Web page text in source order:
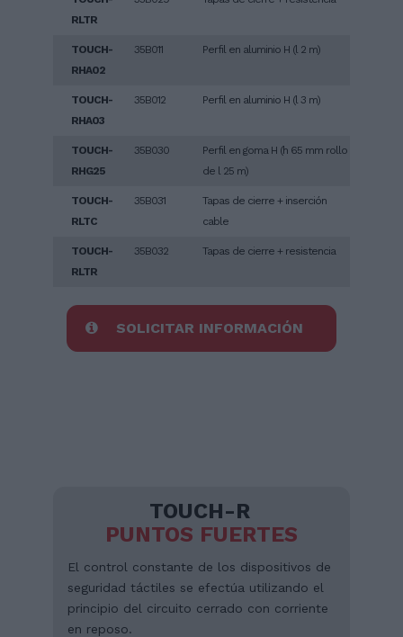
RLTR
TOUCH-
RHA02
35B011 Perfil en aluminio H (l 2 m)
TOUCH-
RHA03
35B012 Perfil en aluminio H (l 3 m)
TOUCH-
RHG25
35B030
Perfil en goma H (h 65 mm rollo
de l 25 m)
TOUCH-
RLTC
35B031
Tapas de cierre + inserción
cable
TOUCH-
RLTR
35B032 Tapas de cierre + resistencia
SOLICITAR INFORMACIÓN
TOUCH-R
PUNTOS FUERTES
El control constante de los dispositivos de
seguridad táctiles se efectúa utilizando el
principio del circuito cerrado con corriente
en reposo.